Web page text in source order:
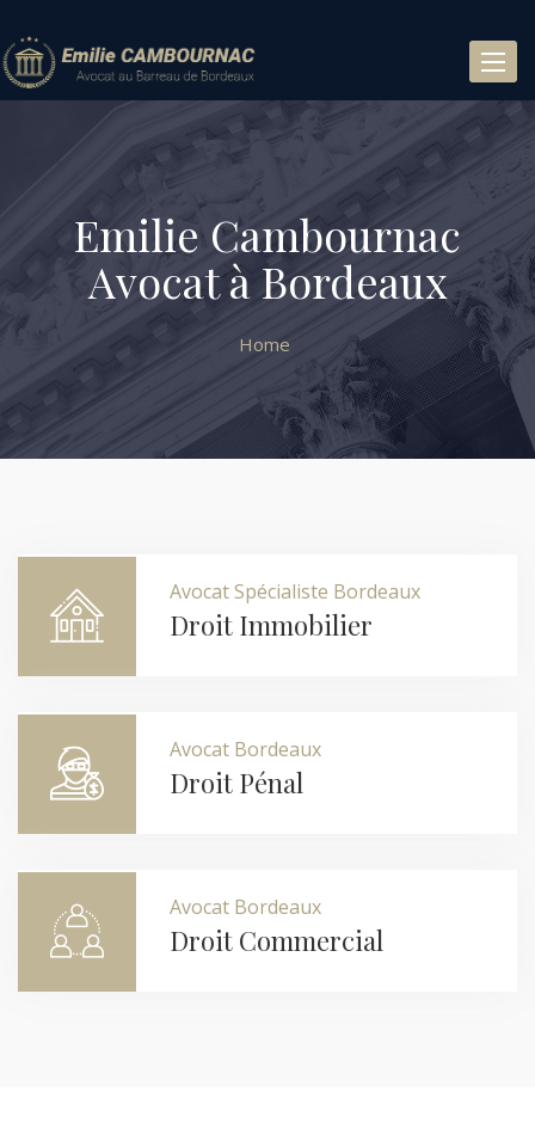
Emilie Cambournac
Avocat à Bordeaux
Home
Avocat Spécialiste Bordeaux
Droit Immobilier
Avocat Bordeaux
Droit Pénal
Avocat Bordeaux
Droit Commercial